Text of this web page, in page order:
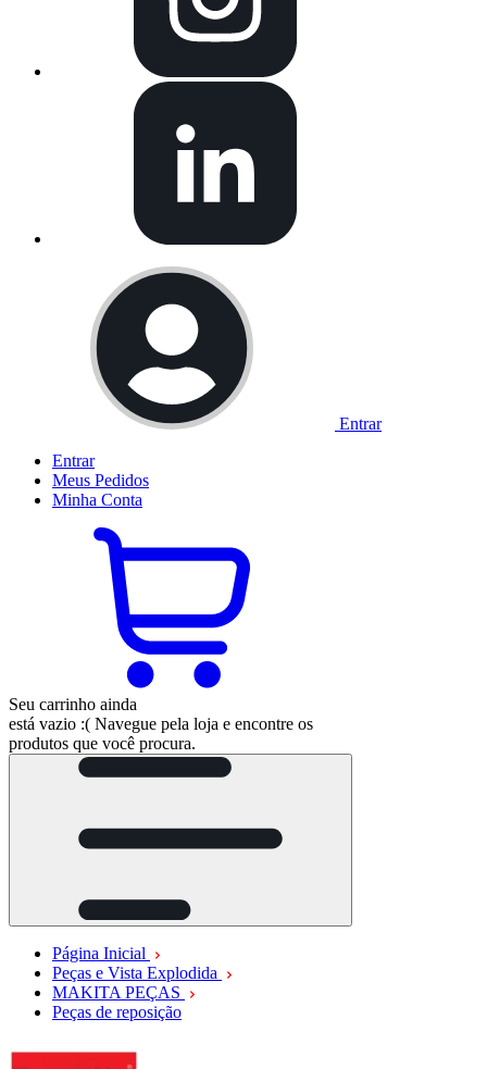
Entrar
Entrar
Meus Pedidos
Minha Conta
Seu carrinho ainda
está vazio :( Navegue pela loja e encontre os
produtos que você procura.
Página Inicial
Peças e Vista Explodida
MAKITA PEÇAS
Peças de reposição